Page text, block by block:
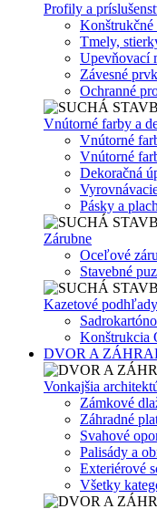
Profily a
Tmely,
Upevňovací
Závesné
Ochranné
Vnútorné farby a
Vnútorné
Vnútorné
Dekoračná
Pásky a
Zárubne
Oceľové
Stavebné
Kazetové podhľady
Konštrukcia
DVOR A
Vonkajšia
Zámkové
Záhradné
Svahové
Palisády a
Exteriérové
Všetky